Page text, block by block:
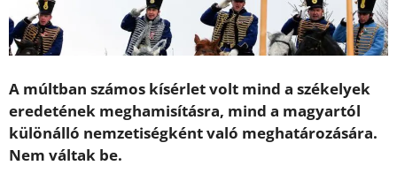
A múltban számos kísérlet volt mind a székelyek
eredetének meghamisításra, mind a magyartól
különálló nemzetiségként való meghatározására.
Nem váltak be.